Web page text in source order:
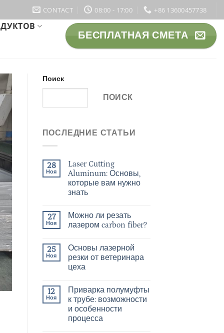
CONTACT 08:00 - 17:00 +86 13600457738
БЕСПЛАТНАЯ СМЕТА
Поиск
ПОИСК
ПОСЛЕДНИЕ СТАТЬИ
28
Ноя
Laser Cutting
Aluminum: Основы,
которые вам нужно
знать
27
Ноя
Можно ли резать
лазером carbon fiber?
25
Ноя
Основы лазерной
резки от ветеринара
цеха
12
Ноя
Приварка полумуфты
к трубе: возможности
и особенности
процесса